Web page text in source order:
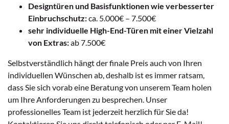
Designtüren und Basisfunktionen wie verbesserter
Einbruchschutz:ca. 5.000€ – 7.500€
sehr individuelle High-End-Türen mit einer Vielzahl
von Extras:ab 7.500€
Selbstverständlich hängt der finale Preis auch von Ihren
individuellen Wünschen ab, deshalb ist es immer ratsam,
dass Sie sich vorab eine Beratung von unserem Team holen
um Ihre Anforderungen zu besprechen. Unser
professionelles Team ist jederzeit herzlich für Sie da!